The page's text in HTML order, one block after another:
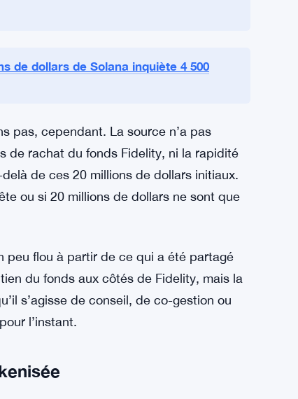
avantages structurels qui rendent ce type
élevée que dans les structures de fonds
La sécurité, lorsque l’infrastructure
sur ces trois arguments de vente
Solanas met 4 500 traders quotidiens
pas, cependant. La source n’a pas
rachat du fonds Fidelity, ni la rapidité
de ces 20 millions de dollars initiaux.